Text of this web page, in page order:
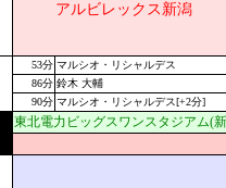
アルビレックス新潟
53分 マルシオ・リシャルデス
86分 鈴木 大輔
90分 マルシオ・リシャルデス[+2分]
東北電力ビッグスワンスタジアム(